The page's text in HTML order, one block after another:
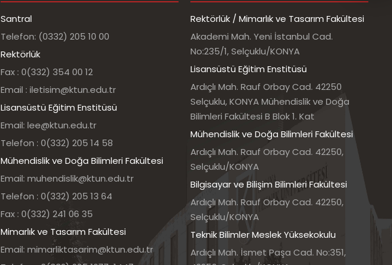
Santral
Telefon: (0332) 205 10 00
Rektörlük
Fax : 0(332) 354 00 12
Email : iletisim@ktun.edu.tr
Lisansüstü Eğitim Enstitüsü
Email: lee@ktun.edu.tr
Telefon : 0(332) 205 14 58
Mühendislik ve Doğa Bilimleri Fakültesi
Email: muhendislik@ktun.edu.tr
Telefon : 0(332) 205 13 64
Fax : 0(332) 241 06 35
Mimarlık ve Tasarım Fakültesi
Email: mimarliktasarim@ktun.edu.tr
Rektörlük / Mimarlık ve Tasarım Fakültesi
Akademi Mah. Yeni İstanbul Cad.
No:235/1, Selçuklu/KONYA
Lisansüstü Eğitim Enstitüsü
Ardıçlı Mah. Rauf Orbay Cad. 42250
Selçuklu, KONYA Mühendislik ve Doğa
Bilimleri Fakültesi B Blok 1. Kat
Mühendislik ve Doğa Bilimleri Fakültesi
Ardıçlı Mah. Rauf Orbay Cad. 42250,
Selçuklu/KONYA
Bilgisayar ve Bilişim Bilimleri Fakültesi
Ardıçlı Mah. Rauf Orbay Cad. 42250,
Selçuklu/KONYA
Teknik Bilimler Meslek Yüksekokulu
Ardıçlı Mah. İsmet Paşa Cad. No:351,